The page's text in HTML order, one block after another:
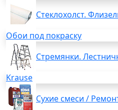
Стеклохолст.
Обои под покраску
Стремянки.
Krause
Сухие смеси /